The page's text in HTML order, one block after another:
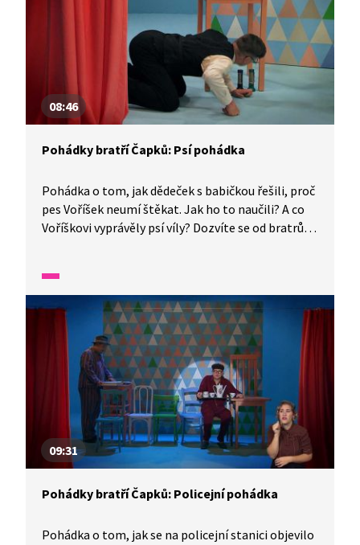
08:46
Pohádky bratří Čapků: Psí pohádka
Pohádka o tom, jak dědeček s babičkou řešili, proč
pes Voříšek neumí štěkat. Jak ho to naučili? A co
Voříškovi vyprávěly psí víly? Dozvíte se od bratrů
09:31
Pohádky bratří Čapků: Policejní pohádka
Pohádka o tom, jak se na policejní stanici objevilo